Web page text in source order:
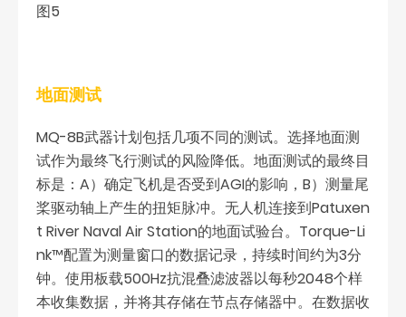
图5
地面测试
MQ-8B武器计划包括几项不同的测试。选择地面测
试作为最终飞行测试的风险降低。地面测试的最终目
标是：A）确定飞机是否受到AGI的影响，B）测量尾
桨驱动轴上产生的扭矩脉冲。无人机连接到Patuxen
t River Naval Air Station的地面试验台。Torque-Li
nk™配置为测量窗口的数据记录，持续时间约为3分
钟。使用板载500Hz抗混叠滤波器以每秒2048个样
本收集数据，并将其存储在节点存储器中。在数据收